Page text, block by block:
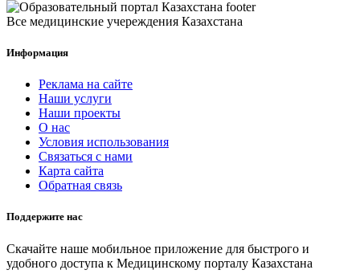
Все медицинские учереждения Казахстана
Информация
Реклама на сайте
Наши услуги
Наши проекты
О нас
Условия использования
Связаться с нами
Карта сайта
Обратная связь
Поддержите нас
Скачайте наше мобильное приложение для быстрого и
удобного доступа к Медицинскому порталу Казахстана